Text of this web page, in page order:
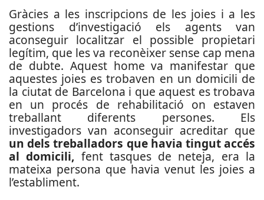
Gràcies a les inscripcions de les joies i a les
gestions d’investigació els agents van
aconseguir localitzar el possible propietari
legítim, que les va reconèixer sense cap mena
de dubte. Aquest home va manifestar que
aquestes joies es trobaven en un domicili de
la ciutat de Barcelona i que aquest es trobava
en un procés de rehabilitació on estaven
treballant diferents persones. Els
investigadors van aconseguir acreditar que
un dels treballadors que havia tingut accés
al domicili, fent tasques de neteja, era la
mateixa persona que havia venut les joies a
l’establiment.